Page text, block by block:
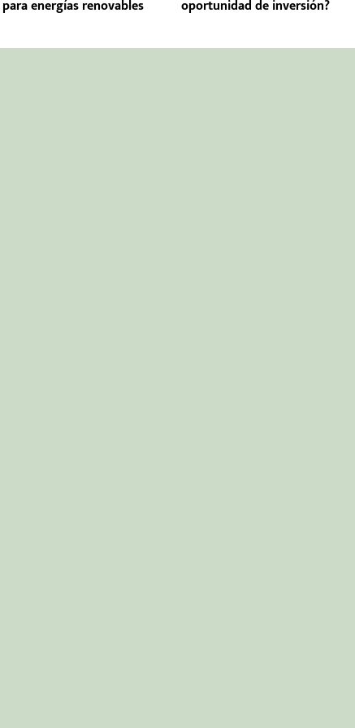
energías renovables oportunidad de inversión?